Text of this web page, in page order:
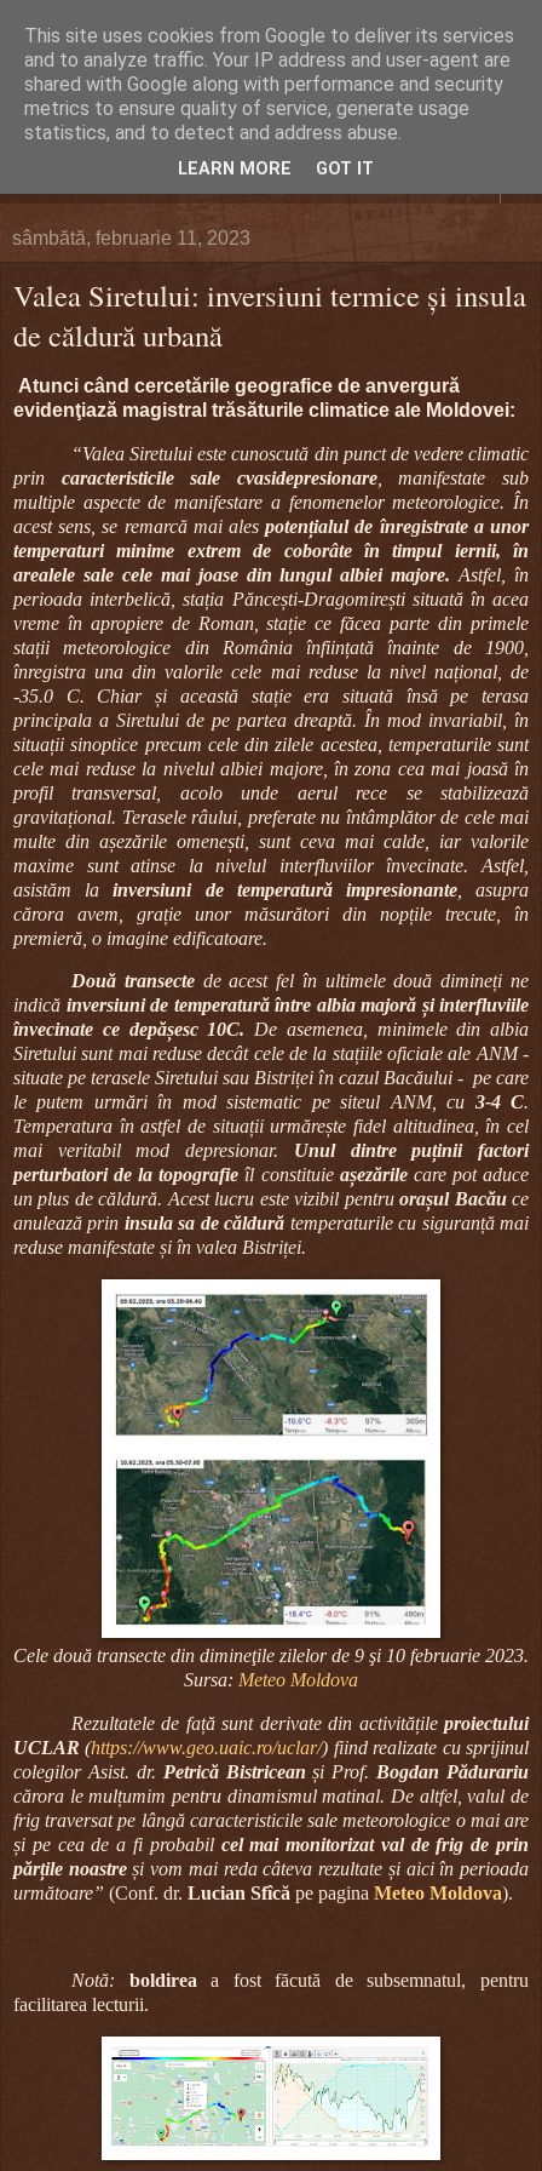
DEFERLĂRI
Despre şi pentru Bacău. Totul la obiect.
sâmbătă, februarie 11, 2023
Valea Siretului: inversiuni termice şi insula
de căldură urbană
Atunci când cercetările geografice de anvergură
evidenţiază magistral trăsăturile climatice ale Moldovei:
“Valea Siretului este cunoscută din punct de vedere climatic
prin caracteristicile sale cvasidepresionare, manifestate sub
multiple aspecte de manifestare a fenomenelor meteorologice. În
acest sens, se remarcă mai alespotențialul de înregistrate a unor
temperaturi minime extrem de coborâte în timpul iernii, în
arealele sale cele mai joase din lungul albiei majore. Astfel, în
perioada interbelică, stația Păncești-Dragomirești situată în acea
vreme în apropiere de Roman, stație ce făcea parte din primele
stații meteorologice din România înființată înainte de 1900,
înregistra una din valorile cele mai reduse la nivel național, de
-35.0 C. Chiar și această stație era situată însă pe terasa
principala a Siretului de pe partea dreaptă. În mod invariabil, în
situații sinoptice precum cele din zilele acestea, temperaturile sunt
cele mai reduse la nivelul albiei majore, în zona cea mai joasă în
profil transversal, acolo unde aerul rece se stabilizează
gravitațional. Terasele râului, preferate nu întâmplător de cele mai
multe din așezările omenești, sunt ceva mai calde, iar valorile
maxime sunt atinse la nivelul interfluviilor învecinate. Astfel,
asistăm lainversiuni de temperatură impresionante, asupra
cărora avem, grație unor măsurători din nopțile trecute, în
premieră, o imagine edificatoare.
Două transectede acest fel în ultimele două dimineți ne
indică inversiuni de temperatură între albia majoră și interfluviile
învecinate ce depășesc 10C. De asemenea, minimele din albia
Siretului sunt mai reduse decât cele de la stațiile oficiale ale ANM -
situate pe terasele Siretului sau Bistriței în cazul Bacăului - pe care
le putem urmări în mod sistematic pe siteul ANM, cu 3-4 C.
Temperatura în astfel de situații urmărește fidel altitudinea, în cel
mai veritabil mod depresionar. Unul dintre puținii factori
perturbatori de la topografie îl constituie așezărilecare pot aduce
un plus de căldură. Acest lucru este vizibil pentruorașul Bacăuce
anulează prin insula sa de căldură temperaturile cu siguranță mai
reduse manifestate și în valea Bistriței.
Cele două transecte din dimineţile zilelor de 9 şi 10 februarie 2023.
Sursa: Meteo Moldova
Rezultatele de față sunt derivate din activitățile proiectului
UCLAR (https://www.geo.uaic.ro/uclar/) fiind realizate cu sprijinul
colegilor Asist. dr. Petrică Bistricean și Prof. Bogdan Pădurariu
cărora le mulțumim pentru dinamismul matinal. De altfel, valul de
frig traversat pe lângă caracteristicile sale meteorologice o mai are
și pe cea de a fi probabil cel mai monitorizat val de frig de prin
părțile noastreși vom mai reda câteva rezultate și aici în perioada
următoare” (Conf. dr. Lucian Sfîcă pe pagina Meteo Moldova).
Notă: boldirea a fost făcută de subsemnatul, pentru
facilitarea lecturii.
This site uses cookies from Google to deliver its services
and to analyze traffic. Your IP address and user-agent are
shared with Google along with performance and security
metrics to ensure quality of service, generate usage
statistics, and to detect and address abuse.
LEARN MORE GOT IT